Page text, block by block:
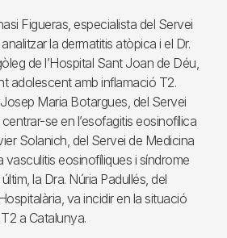
Figueras, especialista del Servei
la dermatitis atòpica i el Dr.
de l’Hospital Sant Joan de Déu,
adolescent amb inflamació T2.
Maria Botargues, del Servei
centrar-se en l’esofagitis eosinofílica
Solanich, del Servei de Medicina
vasculitis eosinofíliques i síndrome
la Dra. Núria Padullés, del
va incidir en la situació
a Catalunya.